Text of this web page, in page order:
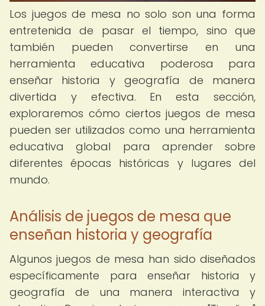
Los juegos de mesa no solo son una forma
entretenida de pasar el tiempo, sino que
también pueden convertirse en una
herramienta educativa poderosa para
enseñar historia y geografía de manera
divertida y efectiva. En esta sección,
exploraremos cómo ciertos juegos de mesa
pueden ser utilizados como una herramienta
educativa global para aprender sobre
diferentes épocas históricas y lugares del
mundo.
Análisis de juegos de mesa que
enseñan historia y geografía
Algunos juegos de mesa han sido diseñados
específicamente para enseñar historia y
geografía de una manera interactiva y